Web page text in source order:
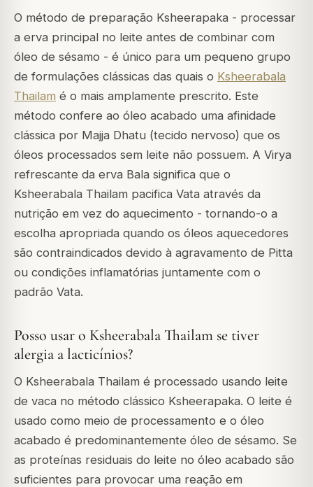
O método de preparação Ksheerapaka - processar
a erva principal no leite antes de combinar com
óleo de sésamo - é único para um pequeno grupo
de formulações clássicas das quais o Ksheerabala
Thailam é o mais amplamente prescrito. Este
método confere ao óleo acabado uma afinidade
clássica por Majja Dhatu (tecido nervoso) que os
óleos processados sem leite não possuem. A Virya
refrescante da erva Bala significa que o
Ksheerabala Thailam pacifica Vata através da
nutrição em vez do aquecimento - tornando-o a
escolha apropriada quando os óleos aquecedores
são contraindicados devido à agravamento de Pitta
ou condições inflamatórias juntamente com o
padrão Vata.
Posso usar o Ksheerabala Thailam se tiver
alergia a lacticínios?
O Ksheerabala Thailam é processado usando leite
de vaca no método clássico Ksheerapaka. O leite é
usado como meio de processamento e o óleo
acabado é predominantemente óleo de sésamo. Se
as proteínas residuais do leite no óleo acabado são
suficientes para provocar uma reação em